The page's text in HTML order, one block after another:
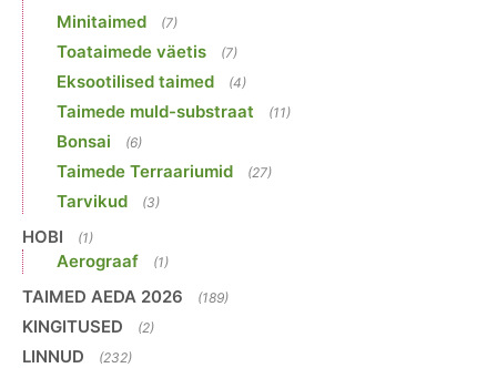
Minitaimed (7)
Toataimede väetis (7)
Eksootilised taimed (4)
Taimede muld-substraat (11)
Bonsai (6)
Taimede Terraariumid (27)
Tarvikud (3)
HOBI (1)
Aerograaf (1)
TAIMED AEDA 2026 (189)
KINGITUSED (2)
LINNUD (232)